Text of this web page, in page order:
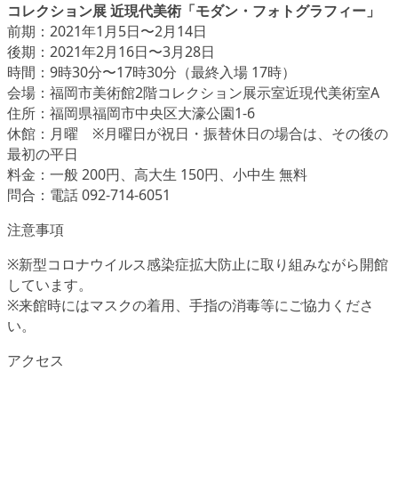
コレクション展 近現代美術「モダン・フォトグラフィー」
前期：2021年1月5日〜2月14日
後期：2021年2月16日〜3月28日
時間：9時30分〜17時30分（最終入場 17時）
会場：福岡市美術館2階コレクション展示室近現代美術室A
住所：福岡県福岡市中央区大濠公園1-6
休館：月曜 ※月曜日が祝日・振替休日の場合は、その後の
最初の平日
料金：一般 200円、高大生 150円、小中生 無料
問合：電話 092-714-6051
注意事項
※新型コロナウイルス感染症拡大防止に取り組みながら開館
しています。
※来館時にはマスクの着用、手指の消毒等にご協力くださ
い。
アクセス